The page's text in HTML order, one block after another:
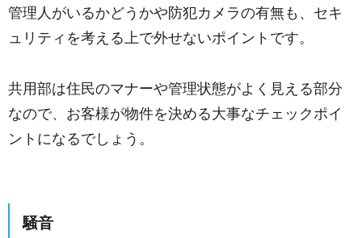
管理人がいるかどうかや防犯カメラの有無も、セキ
ュリティを考える上で外せないポイントです。
共用部は住民のマナーや管理状態がよく見える部分
なので、お客様が物件を決める大事なチェックポイ
ントになるでしょう。
騒音